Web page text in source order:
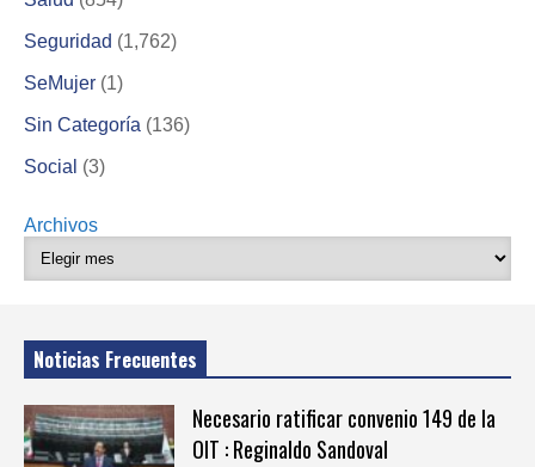
Seguridad (1,762)
SeMujer (1)
Sin Categoría (136)
Social (3)
Archivos
Noticias Frecuentes
Necesario ratificar convenio 149 de la
OIT : Reginaldo Sandoval